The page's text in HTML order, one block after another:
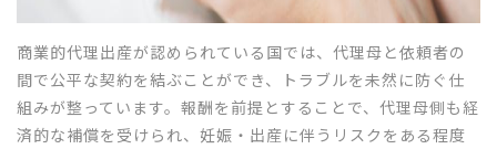
商業的代理出産が認められている国では、代理母と依頼者の
間で公平な契約を結ぶことができ、トラブルを未然に防ぐ仕
組みが整っています。報酬を前提とすることで、代理母側も経
済的な補償を受けられ、妊娠・出産に伴うリスクをある程度